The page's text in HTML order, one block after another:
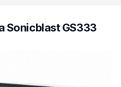
Sonicblast GS333